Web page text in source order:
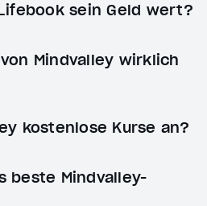
sein Geld wert?
Mindvalley wirklich
kostenlose Kurse an?
beste Mindvalley-